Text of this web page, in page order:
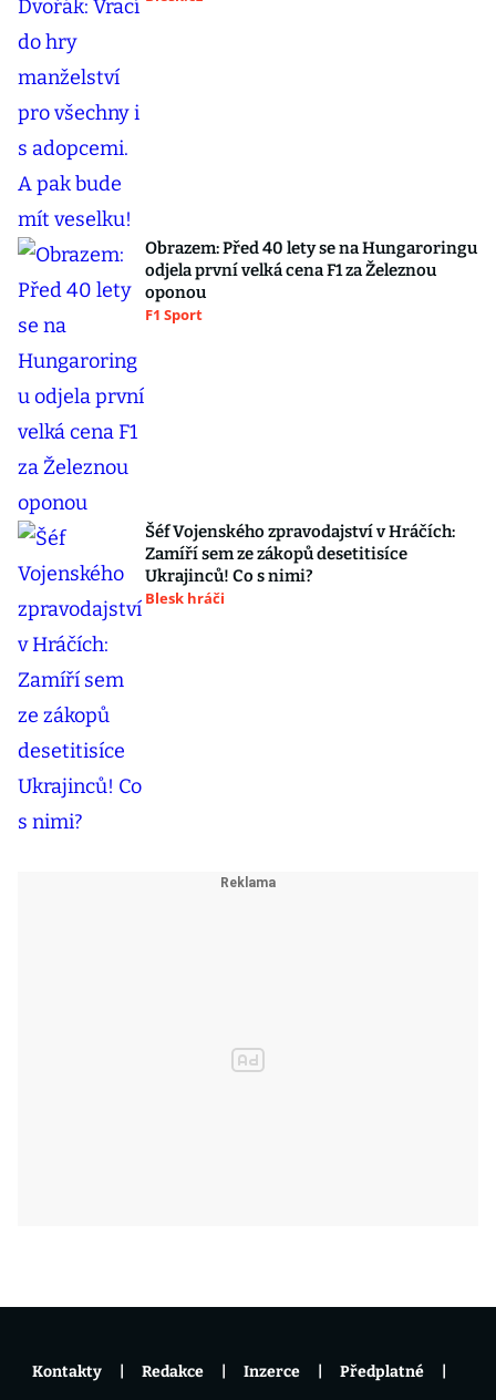
Obrazem: Před 40 lety se na Hungaroringu
odjela první velká cena F1 za Železnou
oponou
F1 Sport
Šéf Vojenského zpravodajství v Hráčích:
Zamíří sem ze zákopů desetitisíce
Ukrajinců! Co s nimi?
Blesk hráči
Kontakty Redakce Inzerce Předplatné